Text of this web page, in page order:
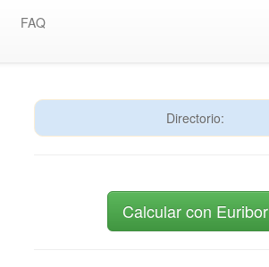
FAQ
Directorio:
Calcular con Euribor